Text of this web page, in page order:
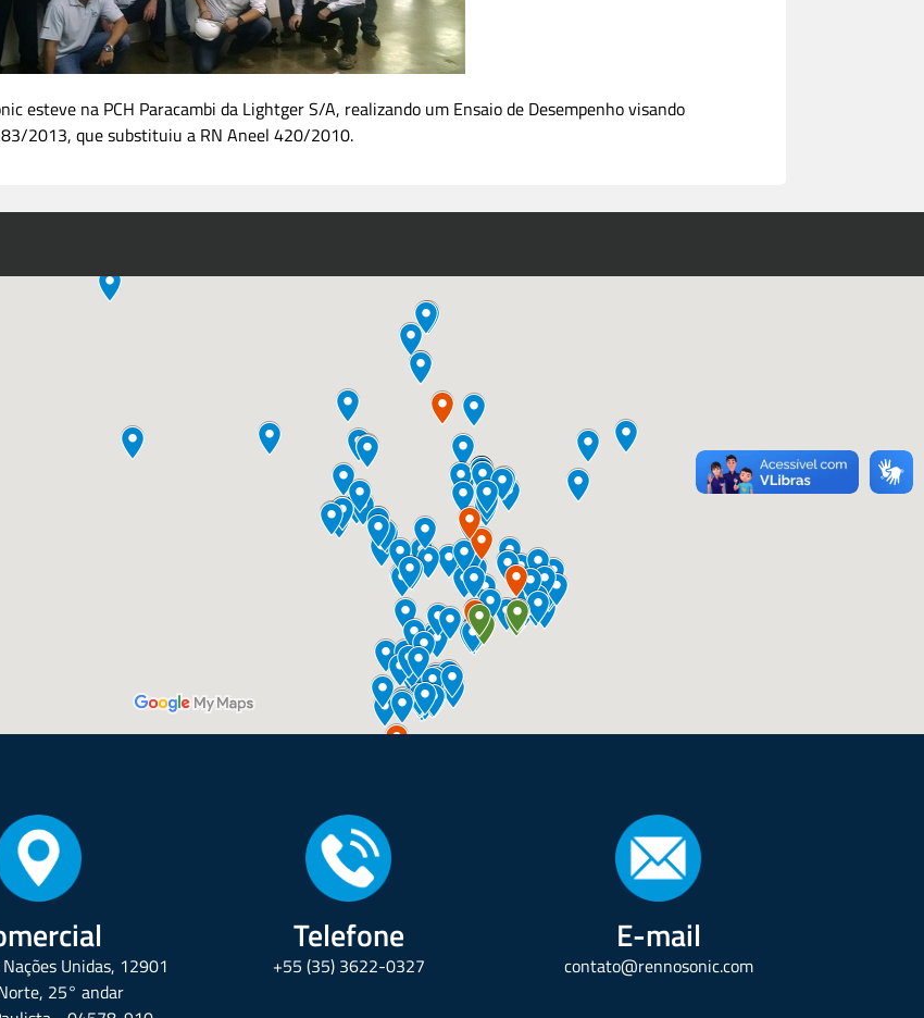
esteve na PCH Paracambi da Lightger S/A, realizando um Ensaio de Desempenho visando
2013, que substituiu a RN Aneel 420/2010.
Unidas, 12901
25° andar
Telefone
+55 (35) 3622-0327
E-mail
contato@rennosonic.com